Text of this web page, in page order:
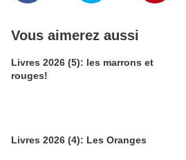
Vous aimerez aussi
Livres 2026 (5): les marrons et
rouges!
Livres 2026 (4): Les Oranges